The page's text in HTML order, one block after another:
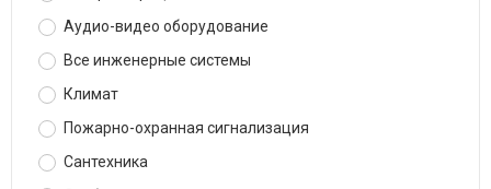
Аудио-видео оборудование
Все инженерные системы
Климат
Пожарно-охранная сигнализация
Сантехника